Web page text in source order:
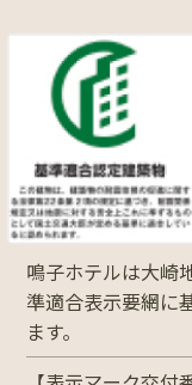
鳴子ホテルは大崎
準適合表示要網に
ます。